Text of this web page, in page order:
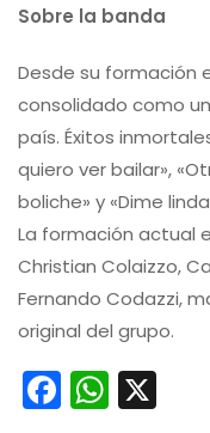
Sobre la banda
Desde su formación
consolidado como
país. Éxitos
quiero ver bailar»,
boliche» y «Dime
La formación actual
Christian Colaizzo,
Fernando Codazzi,
original del grupo.